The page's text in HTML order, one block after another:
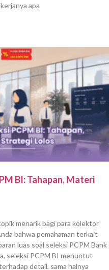
apa
BI: Tahapan, Materi
menarik bagi para kolektor
bahwa pemahaman terkait
luas soal seleksi PCPM Bank
seleksi PCPM BI menuntut
detail, sama halnya